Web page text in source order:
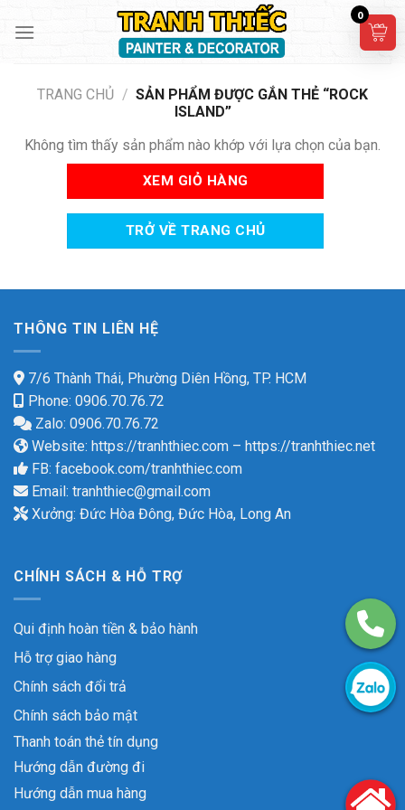
TRANG CHỦ / SẢN PHẨM ĐƯỢC GẮN THẺ “ROCK
ISLAND”
Không tìm thấy sản phẩm nào khớp với lựa chọn của bạn.
XEM GIỎ HÀNG
TRỞ VỀ TRANG CHỦ
THÔNG TIN LIÊN HỆ
7/6 Thành Thái, Phường Diên Hồng, TP. HCM
Phone: 0906.70.76.72
Zalo: 0906.70.76.72
Website: https://tranhthiec.com – https://tranhthiec.net
FB: facebook.com/tranhthiec.com
Email: tranhthiec@gmail.com
Xưởng: Đức Hòa Đông, Đức Hòa, Long An
CHÍNH SÁCH & HỖ TRỢ
Qui định hoàn tiền & bảo hành
Hỗ trợ giao hàng
Chính sách đổi trả
Chính sách bảo mật
Thanh toán thẻ tín dụng
Hướng dẫn đường đi
Hướng dẫn mua hàng
0